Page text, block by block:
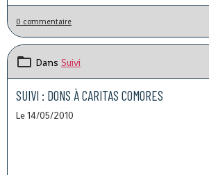
0 commentaire
Dans Suivi
SUIVI : DONS À CARITAS COMORES
Le 14/05/2010